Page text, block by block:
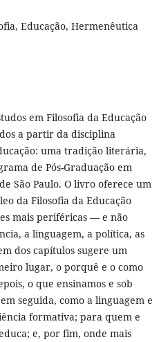
Educação, Hermenêutica
em Filosofia da Educação
a partir da disciplina
uma tradição literária,
de Pós-Graduação em
São Paulo. O livro oferece um
da Filosofia da Educação
mais periféricas — e não
a linguagem, a política, as
dos capítulos sugere um
lugar, o porquê e o como
o que ensinamos e sob
seguida, como a linguagem e
formativa; para quem e
e, por fim, onde mais